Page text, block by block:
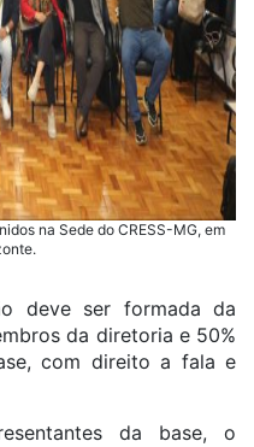
na Sede do CRESS-MG, em
deve ser formada da
da diretoria e 50%
com direito a fala e
da base, o